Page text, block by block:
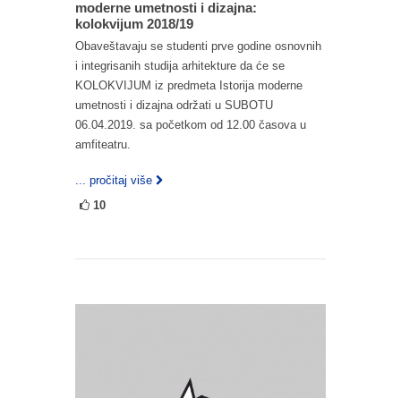
moderne umetnosti i dizajna:
kolokvijum 2018/19
Obaveštavaju se studenti prve godine osnovnih
i integrisanih studija arhitekture da će se
KOLOKVIJUM iz predmeta Istorija moderne
umetnosti i dizajna održati u SUBOTU
06.04.2019. sa početkom od 12.00 časova u
amfiteatru.
... pročitaj više
10